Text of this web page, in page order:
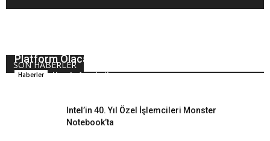
SON HABERLER
Platform Olacak?
Haberler Hande Arpalıgil
Intel’in 40. Yıl Özel İşlemcileri Monster
Notebook’ta